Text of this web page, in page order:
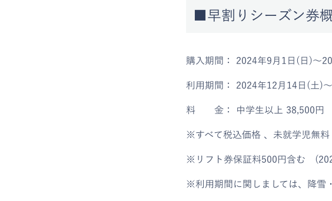
■早割りシーズン券
購入期間： 2024年9月1日(日)～
利用期間： 2024年12月14日(土)
料 金： 中学生以上 38,500円
※すべて税込価格 、未就学児無料
※リフト券保証料500円含む
※利用期間に関しましては、降雪